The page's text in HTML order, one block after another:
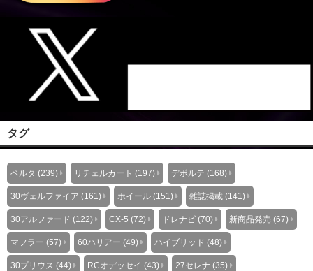
タグ
ベルタ (239) リチェルカート (197) デポルテ (168)
30ヴェルファイア (161) ホイール (151) 雑誌掲載 (141)
30アルファード (122) CX-5 (72) ドレナビ (70) 新商品発売 (67)
マフラー (57) 60ハリアー (49) ハイブリッド (48)
30プリウス (44) RCオデッセイ (43) 27セレナ (35)